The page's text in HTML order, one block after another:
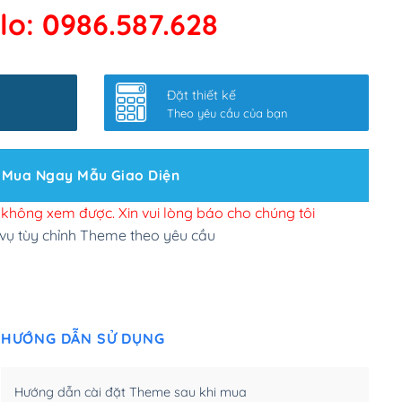
kết google, cập nhật sitemap(+50,000₫)
slider chính (+200,000₫)
site Wordpress(+100,000₫)
đăng web(+300,000₫)
tuỳ chọn (+2,000,000₫)
(+450,000₫)
0986.587.628
Đặt thiết kế
Theo yêu cầu của bạn
Mua Ngay Mẫu Giao Diện
xem được. Xin vui lòng báo cho chúng tôi
tùy chỉnh Theme theo yêu cầu
HƯỚNG DẪN SỬ DỤNG
Hướng dẫn cài đặt Theme sau khi mua